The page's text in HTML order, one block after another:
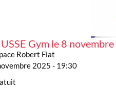
Gym le 8
Robert Fiat
2025 - 19:30